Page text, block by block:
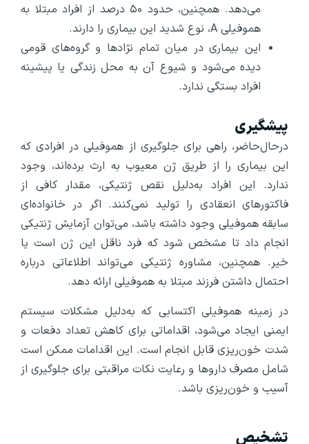
می‌دهد. همچنین، حدود ۵۰ درصد از افراد مبتلا به
هموفیلی A، نوع شدید این بیماری را دارند.
این بیماری در میان تمام نژادها و گروه‌های قومی
دیده می‌شود و شیوع آن به محل زندگی یا پیشینه‌
افراد بستگی ندارد.
پیشگیری
درحال‌حاضر، راهی برای جلوگیری از هموفیلی در افرادی که
این بیماری را از طریق ژن معیوب به ارث برده‌اند، وجود
ندارد. این افراد به‌دلیل نقص ژنتیکی، مقدار کافی از
فاکتورهای انعقادی را تولید نمی‌کنند. اگر در خانواده‌ای
سابقه هموفیلی وجود داشته باشد، می‌توان آزمایش ژنتیکی
انجام داد تا مشخص شود که فرد ناقل این ژن است یا
خیر. همچنین، مشاوره ژنتیکی می‌تواند اطلاعاتی درباره
احتمال داشتن فرزند مبتلا به هموفیلی ارائه دهد.
در زمینه هموفیلی اکتسابی که به‌دلیل مشکلات سیستم
ایمنی ایجاد می‌شود، اقداماتی برای کاهش تعداد دفعات و
شدت خون‌ریزی قابل انجام است. این اقدامات ممکن است
شامل مصرف داروها و رعایت نکات مراقبتی برای جلوگیری از
آسیب و خون‌ریزی باشد.
تشخیص